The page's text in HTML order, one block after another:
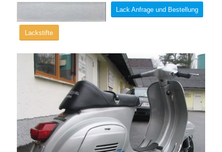
Lack Anfrage und Bestellung
Lackstifte